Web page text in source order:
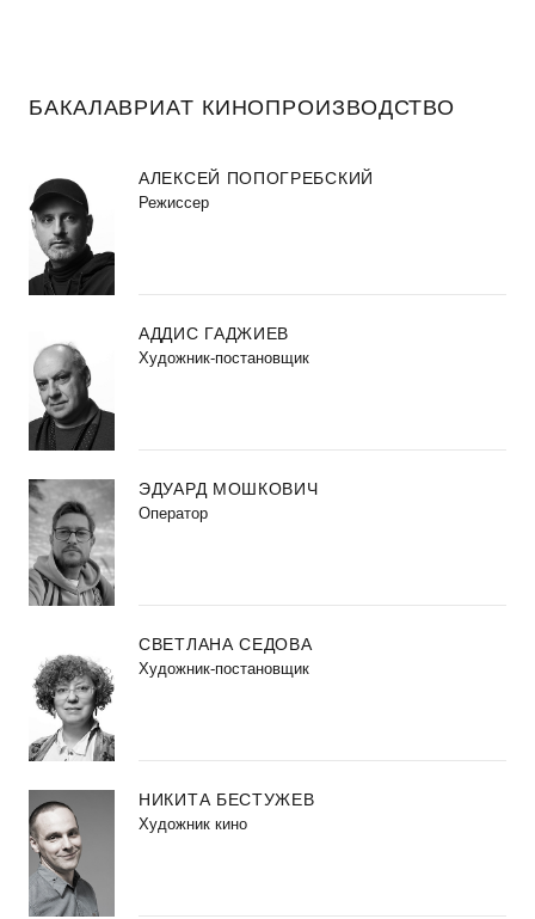
БАКАЛАВРИАТ КИНОПРОИЗВОДСТВО
АЛЕКСЕЙ ПОПОГРЕБСКИЙ
Режиссер
АДДИС ГАДЖИЕВ
Художник-постановщик
ЭДУАРД МОШКОВИЧ
Оператор
СВЕТЛАНА СЕДОВА
Художник-постановщик
НИКИТА БЕСТУЖЕВ
Художник кино